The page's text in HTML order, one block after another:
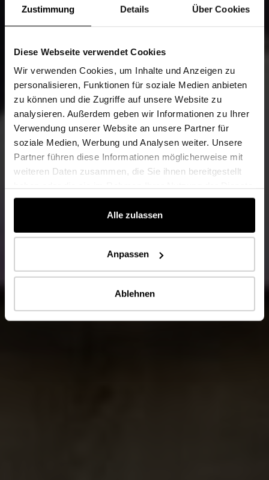
Zustimmung Details Über Cookies
Diese Webseite verwendet Cookies
Wir verwenden Cookies, um Inhalte und Anzeigen zu
personalisieren, Funktionen für soziale Medien anbieten
zu können und die Zugriffe auf unsere Website zu
analysieren. Außerdem geben wir Informationen zu Ihrer
Verwendung unserer Website an unsere Partner für
soziale Medien, Werbung und Analysen weiter. Unsere
Partner führen diese Informationen möglicherweise mit
weiteren Daten zusammen, die Sie ihnen bereitgestellt
gesammelt haben.
Alle zulassen
Anpassen
Ablehnen